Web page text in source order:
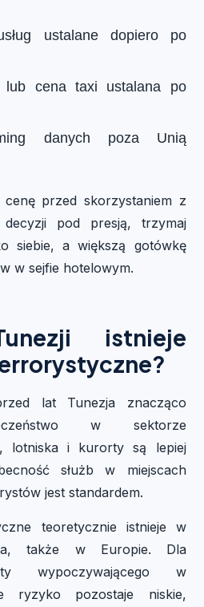
ustalane dopiero po
lub cena taxi ustalana po
danych poza Unią
cenę przed skorzystaniem z
decyzji pod presją, trzymaj
siebie, a większą gotówkę
w sejfie hotelowym.
istnieje
lat Tunezja znacząco
w sektorze
lotniska i kurorty są lepiej
służb w miejscach
jest standardem.
teoretycznie istnieje w
także w Europie. Dla
wypoczywającego w
ryzyko pozostaje niskie,